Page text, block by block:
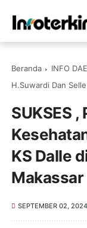
Beranda INFO
H.Suwardi Dan
SUKSES
KS Dalle
Makassar
SEPTEMBER 02, 2024